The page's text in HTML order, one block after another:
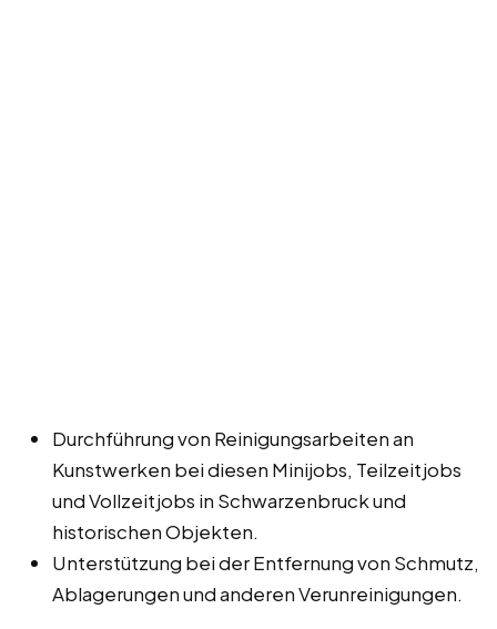
Durchführung von Reinigungsarbeiten an
Kunstwerken bei diesen Minijobs, Teilzeitjobs
und Vollzeitjobs in Schwarzenbruck und
historischen Objekten.
Unterstützung bei der Entfernung von Schmutz,
Ablagerungen und anderen Verunreinigungen.